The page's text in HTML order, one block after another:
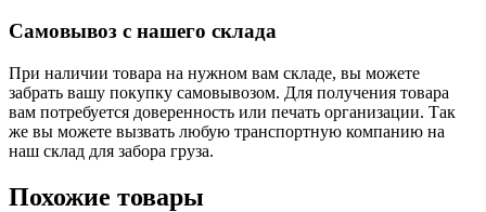
Самовывоз с нашего склада
При наличии товара на нужном вам складе, вы можете
забрать вашу покупку самовывозом. Для получения товара
вам потребуется доверенность или печать организации. Так
же вы можете вызвать любую транспортную компанию на
наш склад для забора груза.
Похожие товары